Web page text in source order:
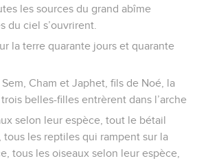
les sources du grand abîme
du ciel s’ouvrirent.
la terre quarante jours et quarante
Cham et Japhet, fils de Noé, la
belles-filles entrèrent dans l’arche
selon leur espèce, tout le bétail
les reptiles qui rampent sur la
tous les oiseaux selon leur espèce,